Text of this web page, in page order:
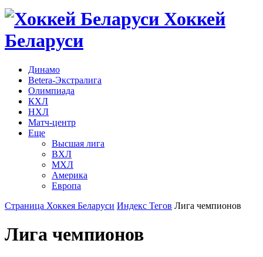
Хоккей
Беларуси
Динамо
Betera-Экстралига
Олимпиада
КХЛ
НХЛ
Матч-центр
Еще
Высшая лига
ВХЛ
МХЛ
Америка
Европа
Страница Хоккея Беларуси Индекс Тегов Лига чемпионов
Лига чемпионов